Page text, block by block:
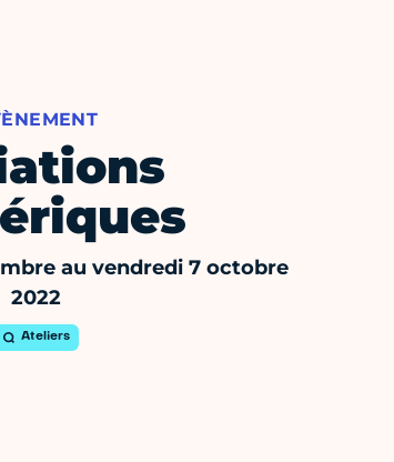
au vendredi 7 octobre
2022
Ateliers